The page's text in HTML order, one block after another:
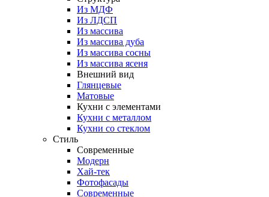
Из МДФ
Из ЛДСП
Из массива
Из массива дуба
Из массива сосны
Из массива ясеня
Внешний вид
Глянцевые
Матовые
Кухни с элементами
Кухни с металлом
Кухни со стеклом
Стиль
Современные
Модерн
Хай-тек
Фотофасады
Современные